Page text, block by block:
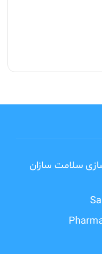
سلامت سازان